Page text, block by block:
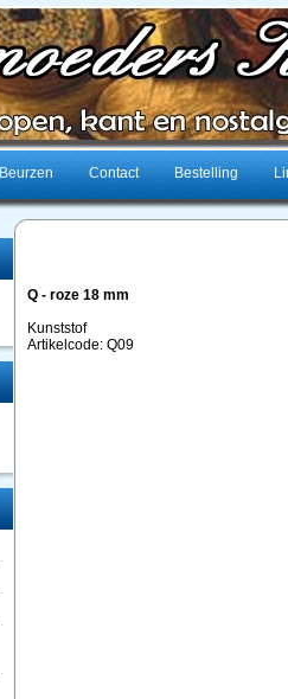
Beurzen Contact Bestelling
Q - roze 18 mm
Kunststof
Artikelcode: Q09